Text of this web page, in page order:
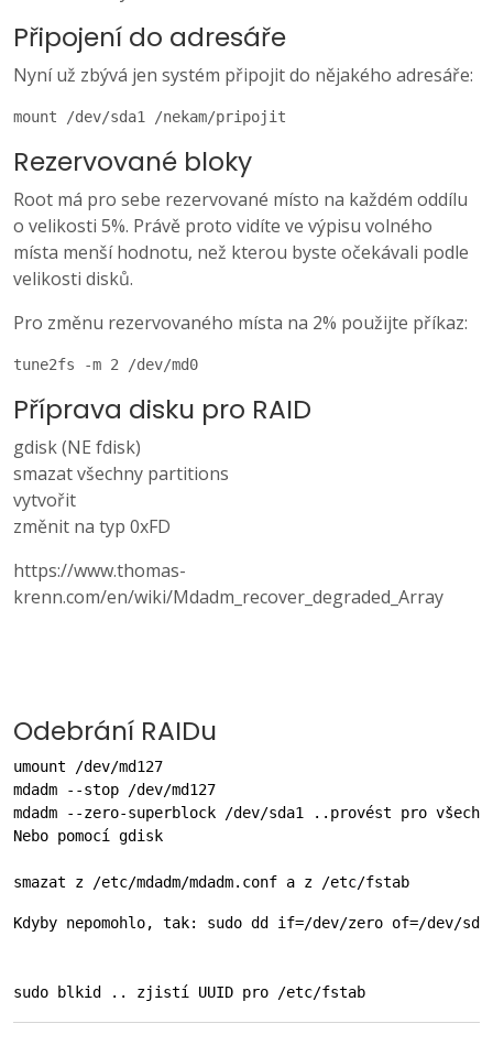
Připojení do adresáře
Nyní už zbývá jen systém připojit do nějakého adresáře:
mount /dev/sda1 /nekam/pripojit
Rezervované bloky
Root má pro sebe rezervované místo na každém oddílu
o velikosti 5%. Právě proto vidíte ve výpisu volného
místa menší hodnotu, než kterou byste očekávali podle
velikosti disků.
Pro změnu rezervovaného místa na 2% použijte příkaz:
tune2fs -m 2 /dev/md0
Příprava disku pro RAID
gdisk (NE fdisk)
smazat všechny partitions
vytvořit
změnit na typ 0xFD
https://www.thomas-
krenn.com/en/wiki/Mdadm_recover_degraded_Array
Odebrání RAIDu
umount /dev/md127
mdadm --stop /dev/md127
mdadm --zero-superblock /dev/sda1 ..provést pro
Nebo pomocí gdisk
smazat z /etc/mdadm/mdadm.conf a z /etc/fstab
Kdyby nepomohlo, tak: sudo dd if=/dev/zero of=/dev/
sudo blkid .. zjistí UUID pro /etc/fstab